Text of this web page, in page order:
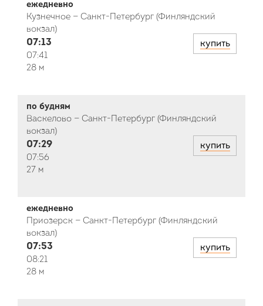
ежедневно
Кузнечное — Санкт-Петербург (Финляндский
вокзал)
07:13
07:41
28 м
купить
по будням
Васкелово — Санкт-Петербург (Финляндский
вокзал)
07:29
07:56
27 м
купить
ежедневно
Приозерск — Санкт-Петербург (Финляндский
вокзал)
07:53
08:21
28 м
купить